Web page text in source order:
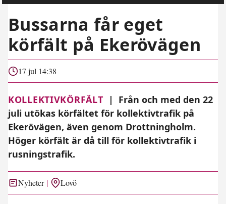
Bussarna får eget
körfält på Ekerövägen
17 jul 14:38
KOLLEKTIVKÖRFÄLT |
Från och med den 22
juli utökas körfältet för kollektivtrafik på
Ekerövägen, även genom Drottningholm.
Höger körfält är då till för kollektivtrafik i
rusningstrafik.
Nyheter Lovö